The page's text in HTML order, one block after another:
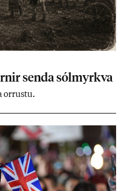
senda sól­myrkva
orr­ustu.